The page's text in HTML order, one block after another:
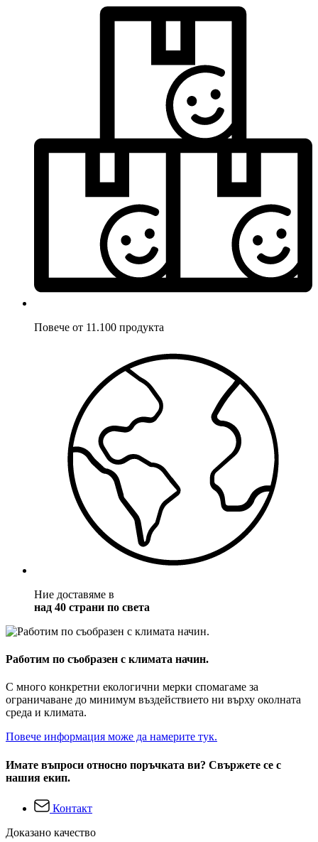
Повече от 11.100 продукта
Ние доставяме в
над 40 страни по света
Работим по съобразен с климата начин.
С много конкретни екологични мерки спомагаме за
ограничаване до минимум въздействието ни върху околната
среда и климата.
Повече информация може да намерите тук.
Имате въпроси относно поръчката ви? Свържете се с
нашия екип.
Контакт
Доказано качество